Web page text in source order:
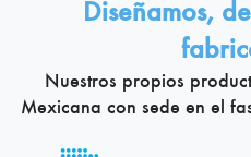
Diseñamos,
Nuestros propios
Mexicana con sede en el